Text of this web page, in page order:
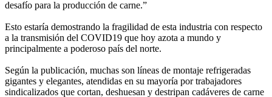
desafío para la producción de carne.”
Esto estaría demostrando la fragilidad de esta industria con respecto
a la transmisión del COVID19 que hoy azota a mundo y
principalmente a poderoso país del norte.
Según la publicación, muchas son líneas de montaje refrigeradas
gigantes y elegantes, atendidas en su mayoría por trabajadores
sindicalizados que cortan, deshuesan y destripan cadáveres de carne